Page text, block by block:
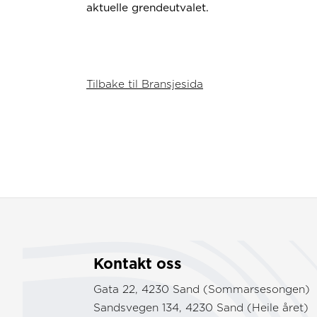
aktuelle grendeutvalet.
Tilbake til Bransjesida
Kontakt oss
Gata 22, 4230 Sand (Sommarsesongen)
Sandsvegen 134, 4230 Sand (Heile året)